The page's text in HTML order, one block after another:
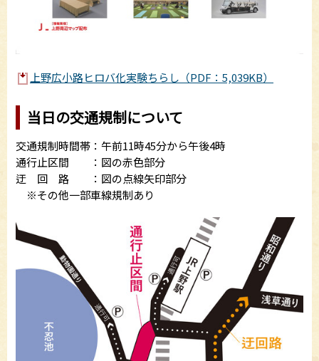
上野広小路ヒロバ化実験ちらし（PDF：5,039KB）
当日の交通規制について
交通規制時間帯：午前11時45分から午後4時
通行止区間 ：図の赤色部分
迂 回 路 ：図の点線矢印部分
※その他一部車線規制あり